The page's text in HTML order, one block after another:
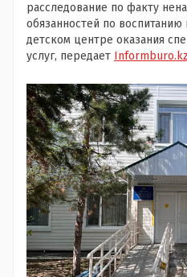
расследование по факту
обязанностей по
детском центре оказания
услуг, передает Informburo.kz